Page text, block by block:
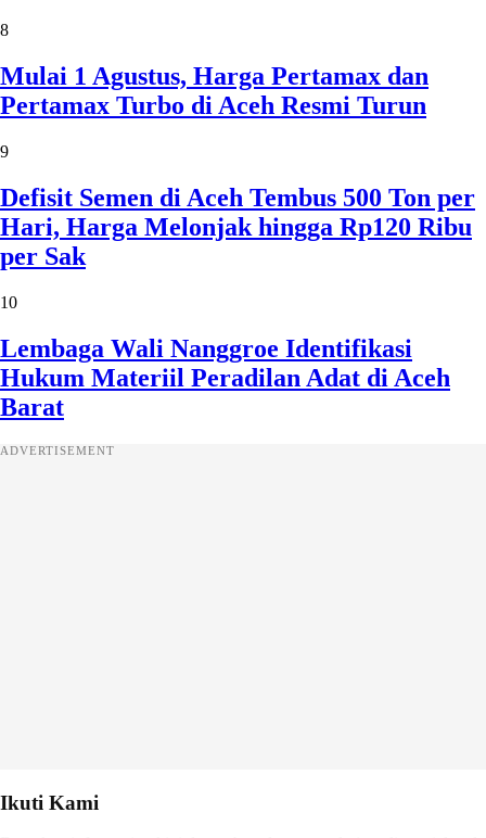
8
Mulai 1 Agustus, Harga Pertamax dan
Pertamax Turbo di Aceh Resmi Turun
9
Defisit Semen di Aceh Tembus 500 Ton per
Hari, Harga Melonjak hingga Rp120 Ribu
per Sak
10
Lembaga Wali Nanggroe Identifikasi
Hukum Materiil Peradilan Adat di Aceh
Barat
ADVERTISEMENT
Ikuti Kami